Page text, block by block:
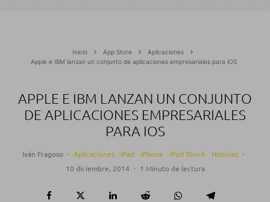
Inicio App Store
Aplicaciones
Apple e IBM lanzan un conjunto de aplicaciones empresariales para iOS
APPLE E IBM LANZAN UN CONJUNTO
DE APLICACIONES EMPRESARIALES
PARA IOS
Iván Fragoso · Aplicaciones iPad iPhone iPod Touch Noticias ·
10 diciembre, 2014 · 1 Minuto de lectura